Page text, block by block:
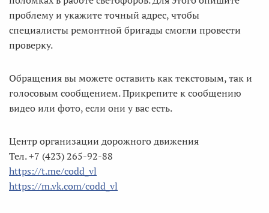
проблему и укажите точный адрес, чтобы
специалисты ремонтной бригады смогли провести
проверку.
Обращения вы можете оставить как текстовым, так и
голосовым сообщением. Прикрепите к сообщению
видео или фото, если они у вас есть.
Центр организации дорожного движения
Тел. +7 (423) 265-92-88
https://t.me/codd_vl
https://m.vk.com/codd_vl